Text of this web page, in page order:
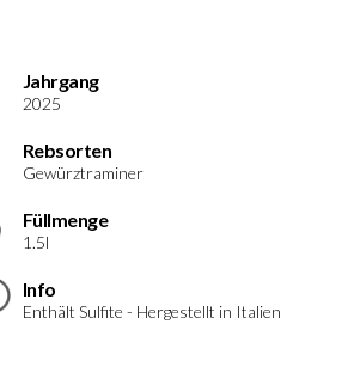
Jahrgang
2025
Rebsorten
Gewürztraminer
Füllmenge
1.5l
Info
Enthält Sulfite - Hergestellt in Italien